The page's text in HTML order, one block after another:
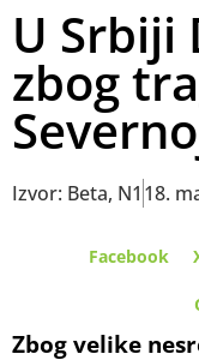
U Srbiji
zbog
Izvor: Beta, N1 18.
Facebook
Zbog velike